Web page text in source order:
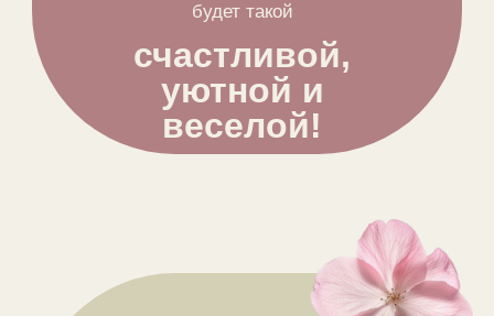
будет такой
счастливой,
уютной и
веселой!